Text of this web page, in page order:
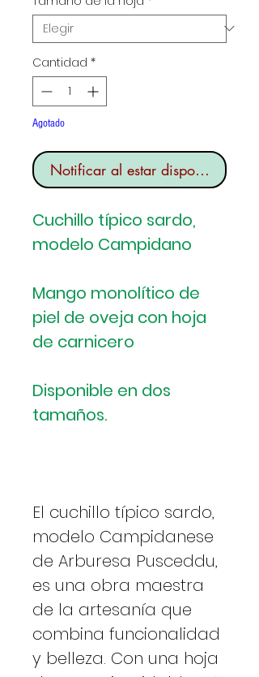
oferta
Cantidad *
Agotado
Notificar al estar disponible
Cuchillo típico sardo,
modelo Campidano
Mango monolítico de
piel de oveja con hoja
de carnicero
Disponible en dos
tamaños.
El cuchillo típico sardo,
modelo Campidanese
de Arburesa Pusceddu,
es una obra maestra
de la artesanía que
combina funcionalidad
y belleza. Con una hoja